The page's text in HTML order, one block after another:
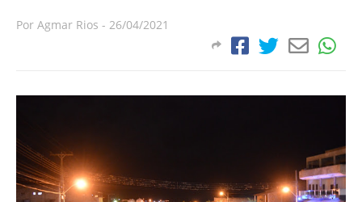
Por Agmar Rios - 26/04/2021